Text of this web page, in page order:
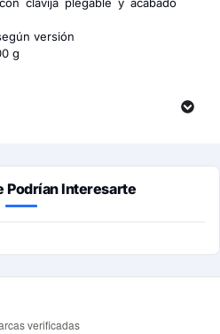
clavija plegable y acabado
versión
g
Podrían Interesarte
verificadas